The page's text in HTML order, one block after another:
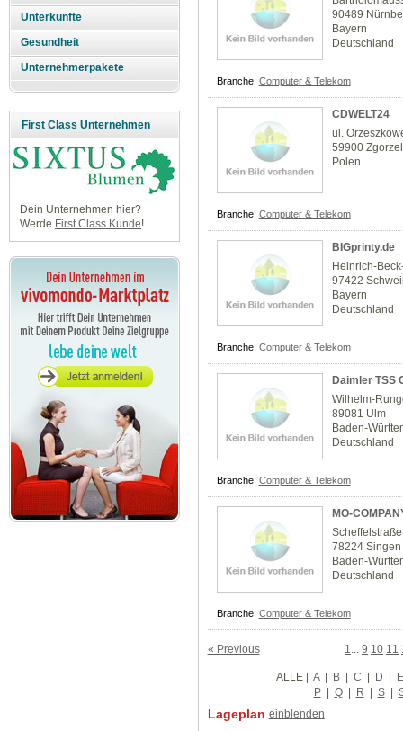
Unterkünfte
Gesundheit
Unternehmerpakete
First Class Unternehmen
Dein Unternehmen hier?
Werde First Class Kunde!
90489
Bayern
Deutschland
Branche: Computer & Telekom
CDWELT24
ul.
59900
Polen
Branche: Computer & Telekom
BIGprinty.de
Heinrich-
97422
Bayern
Deutschland
Branche: Computer & Telekom
Daimler TSS
Wilhelm-
89081 Ulm
Baden-
Deutschland
Branche: Computer & Telekom
MO-
78224 Singen
Baden-
Deutschland
Branche: Computer & Telekom
« Previous 1 9 10 11
ALLE| A | B | C | D | E
P | Q | R | S |
Lageplan einblenden